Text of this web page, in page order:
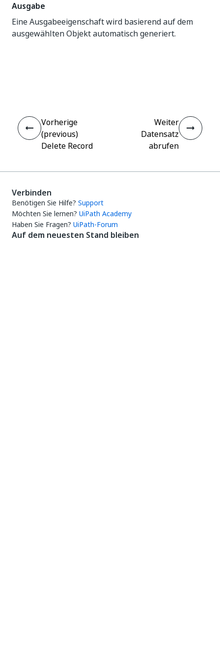
Ausgabe
Eine Ausgabeeigenschaft wird basierend auf dem
ausgewählten Objekt automatisch generiert.
Vorherige
(previous)
Delete Record
Weiter
Datensatz
abrufen
Verbinden
Benötigen Sie Hilfe? Support
Möchten Sie lernen? UiPath Academy
Haben Sie Fragen? UiPath-Forum
Auf dem neuesten Stand bleiben